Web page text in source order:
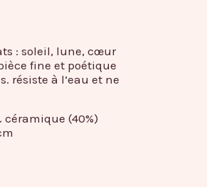
: soleil, lune, cœur
fine et poétique
résiste à l’eau et ne
(40%)